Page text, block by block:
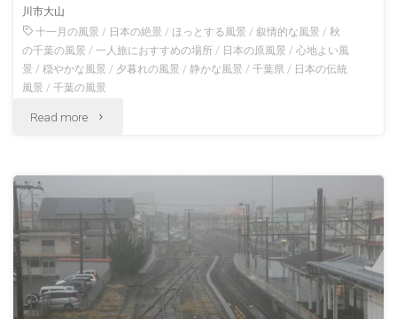
風
景
千
の
風
川市大山
十一月の風景 / 日本の絶景 /ほっとする風景 /叙情的な風景 /秋
の千葉の風景 /一人旅におすすめの場所 / 日本の原風景 /心地よい風
景 /穏やかな風景 / 夕暮れの風景 /静かな風景 /千葉県 / 日本の伝統
風景 /千葉の風景
Read more "秋
山
千